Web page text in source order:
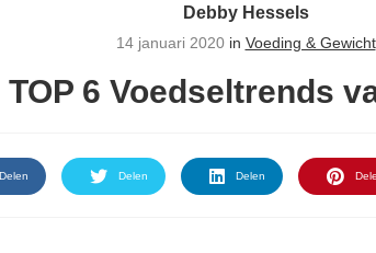
Debby Hessels
14 januari 2020 in Voeding & Gewicht
TOP 6 Voedseltrends
Delen Delen Delen